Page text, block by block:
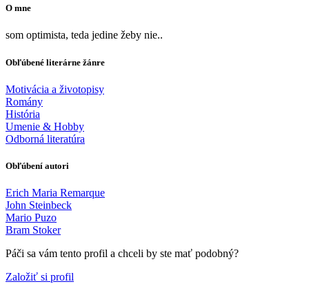
O mne
som optimista, teda jedine žeby nie..
Obľúbené literárne žánre
Motivácia a životopisy
Romány
História
Umenie & Hobby
Odborná literatúra
Obľúbení autori
Erich Maria Remarque
John Steinbeck
Mario Puzo
Bram Stoker
Páči sa vám tento profil a chceli by ste mať podobný?
Založiť si profil